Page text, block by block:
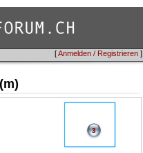
[Anmelden / Registrieren ]
3